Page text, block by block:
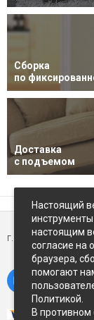
Сборка
по
Доставка
с подъемом
г.
Настоящий
настоящим
согласие на
браузера,
помогают
Политикой.
В противном